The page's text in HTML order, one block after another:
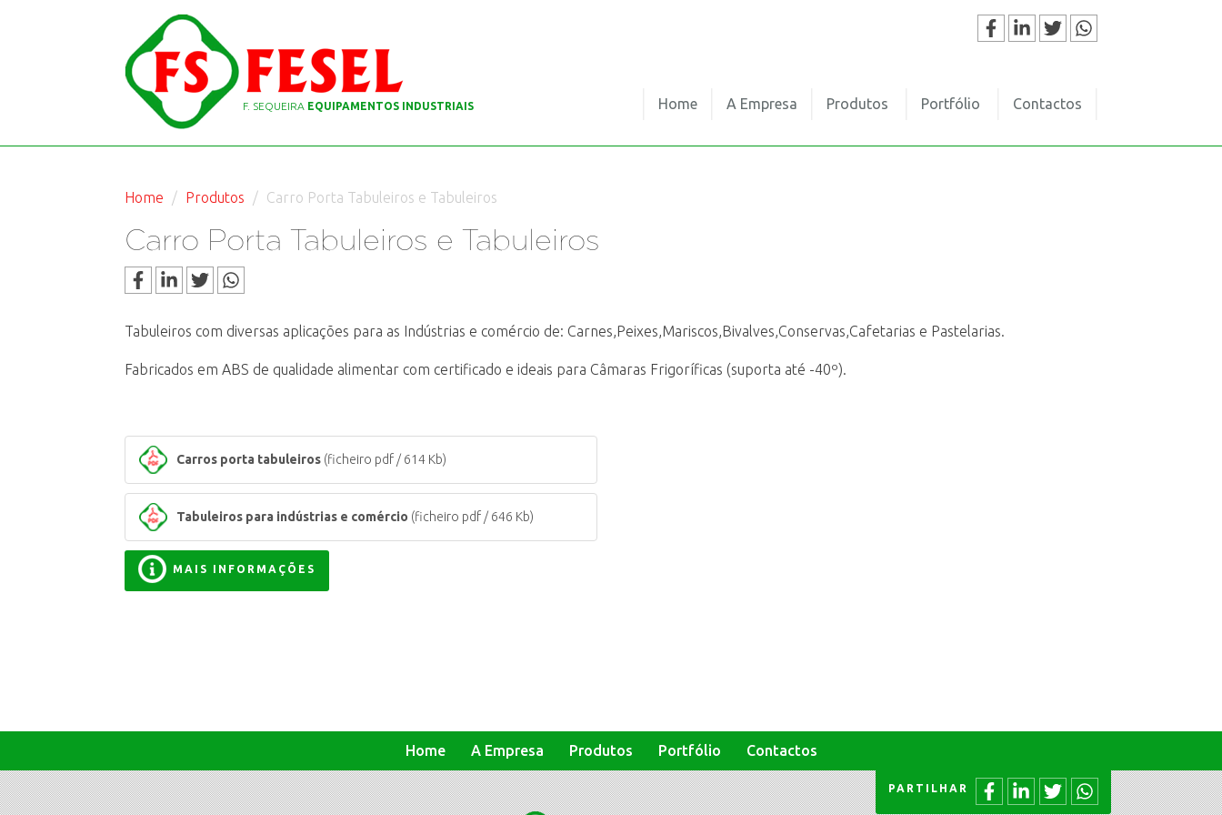
F. SEQUEIRA EQUIPAMENTOS INDUSTRIAIS Home A Empresa Produtos Portfólio Contactos
Home Produtos Carro Porta Tabuleiros e Tabuleiros
Carro Porta Tabuleiros e Tabuleiros
Tabuleiros com diversas aplicações para as Indústrias e comércio de: Carnes,Peixes,Mariscos,Bivalves,Conservas,Cafetarias e Pastelarias.
Fabricados em ABS de qualidade alimentar com certificado e ideais para Câmaras Frigoríficas (suporta até -40º).
Carros porta tabuleiros (ficheiro pdf / 614 Kb)
Tabuleiros para indústrias e comércio (ficheiro pdf / 646 Kb)
MAIS INFORMAÇÕES
Home A Empresa Produtos Portfólio Contactos
PARTILHAR